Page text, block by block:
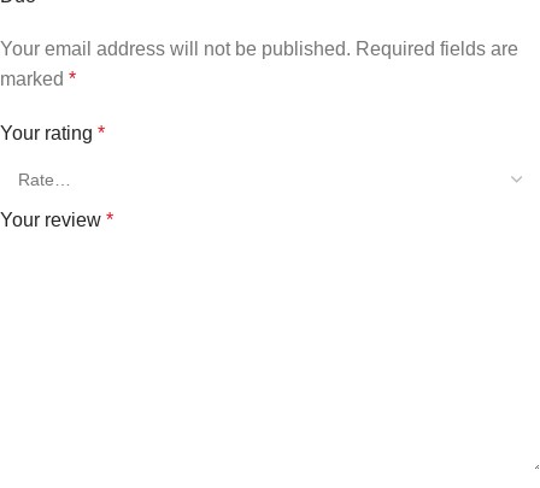
Your email address will not be published. Required fields are
marked *
Your rating *
Your review *